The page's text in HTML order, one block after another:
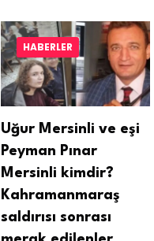
HABERLER
Uğur Mersinli ve eşi
Peyman Pınar
Mersinli kimdir?
Kahramanmaraş
saldırısı sonrası